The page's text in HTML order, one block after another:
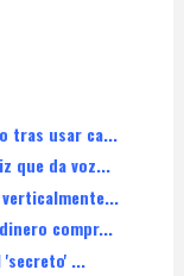
tras usar ca...
que da voz...
verticalmente...
compr...
'secreto' ...